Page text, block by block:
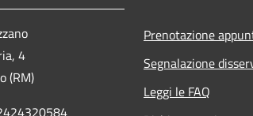
4
(RM)
Prenotazione
Segnalazione
Leggi le FAQ